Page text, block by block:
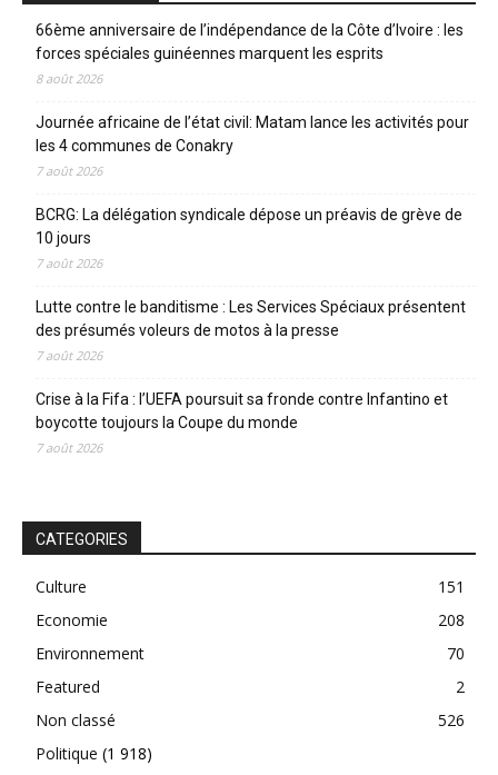
66ème anniversaire de l’indépendance de la Côte d’Ivoire : les
forces spéciales guinéennes marquent les esprits
8 août 2026
Journée africaine de l’état civil: Matam lance les activités pour
les 4 communes de Conakry
7 août 2026
BCRG: La délégation syndicale dépose un préavis de grève de
10 jours
7 août 2026
Lutte contre le banditisme : Les Services Spéciaux présentent
des présumés voleurs de motos à la presse
7 août 2026
Crise à la Fifa : l’UEFA poursuit sa fronde contre Infantino et
boycotte toujours la Coupe du monde
7 août 2026
CATEGORIES
Culture
151
Economie
208
Environnement
70
Featured
2
Non classé
526
Politique (1 918)